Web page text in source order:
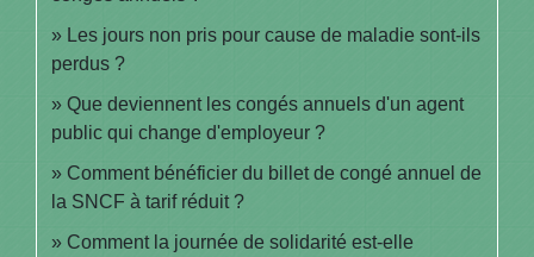
Les jours non pris pour cause de maladie sont-ils
perdus ?
Que deviennent les congés annuels d'un agent
public qui change d'employeur ?
Comment bénéficier du billet de congé annuel de
la SNCF à tarif réduit ?
Comment la journée de solidarité est-elle